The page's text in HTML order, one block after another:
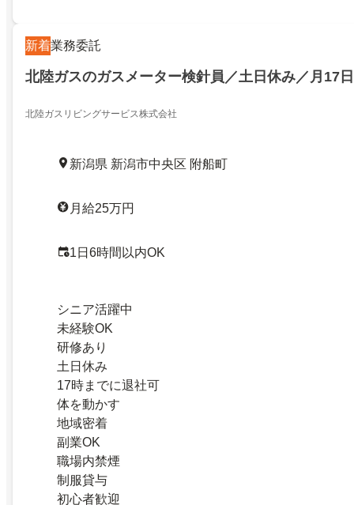
新着業務委託
北陸ガスのガスメーター検針員／土日休み／月17
北陸ガスリビングサービス株式会社
新潟県 新潟市中央区 附船町
月給25万円
1日6時間以内OK
シニア活躍中
未経験OK
研修あり
土日休み
17時までに退社可
体を動かす
地域密着
副業OK
職場内禁煙
制服貸与
初心者歓迎